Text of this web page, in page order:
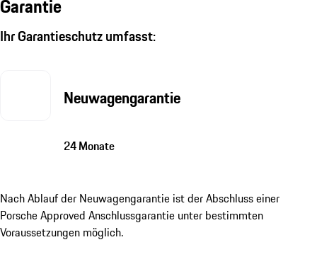
Garantie
Ihr Garantieschutz umfasst:
Neuwagengarantie
24 Monate
Nach Ablauf der Neuwagengarantie ist der Abschluss einer
Porsche Approved Anschlussgarantie unter bestimmten
Voraussetzungen möglich.